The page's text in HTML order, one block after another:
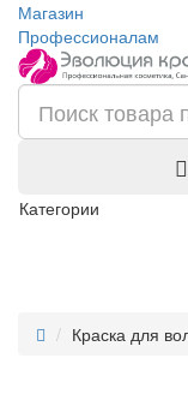
Магазин
Профессионалам
Категории
Краска для